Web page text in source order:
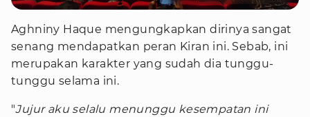
Aghniny Haque mengungkapkan dirinya sangat
senang mendapatkan peran Kiran ini. Sebab, ini
merupakan karakter yang sudah dia tunggu-
tunggu selama ini.
"Jujur aku selalu menunggu kesempatan ini